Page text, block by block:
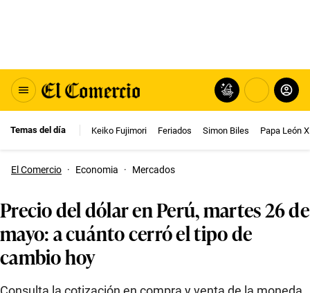
Temas del día Keiko Fujimori Feriados Simon Biles Papa León
El Comercio · Economia · Mercados
Precio del dólar en Perú, martes 26 de
mayo: a cuánto cerró el tipo de
cambio hoy